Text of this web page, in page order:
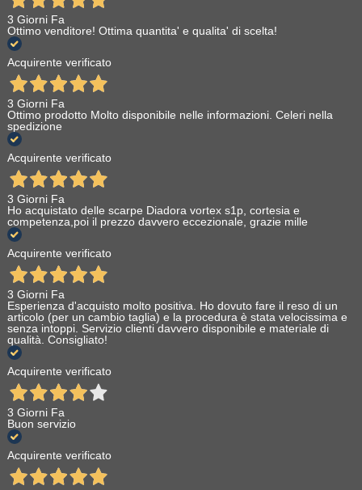
3 Giorni Fa
Ottimo venditore! Ottima quantita' e qualita' di scelta!
Acquirente verificato
3 Giorni Fa
Ottimo prodotto Molto disponibile nelle informazioni. Celeri nella
spedizione
Acquirente verificato
3 Giorni Fa
Ho acquistato delle scarpe Diadora vortex s1p, cortesia e
competenza,poi il prezzo davvero eccezionale, grazie mille
Acquirente verificato
3 Giorni Fa
Esperienza d'acquisto molto positiva. Ho dovuto fare il reso di un
articolo (per un cambio taglia) e la procedura è stata velocissima e
senza intoppi. Servizio clienti davvero disponibile e materiale di
qualità. Consigliato!
Acquirente verificato
3 Giorni Fa
Buon servizio
Acquirente verificato